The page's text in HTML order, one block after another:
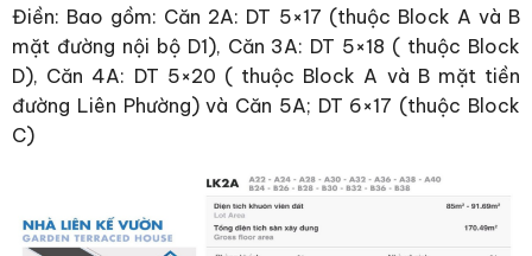
Điền: Bao gồm: Căn 2A: DT 5×17 (thuộc Block A và B
mặt đường nội bộ D1), Căn 3A: DT 5×18 ( thuộc Block
D), Căn 4A: DT 5×20 ( thuộc Block A và B mặt tiền
đường Liên Phường) và Căn 5A; DT 6×17 (thuộc Block
C)